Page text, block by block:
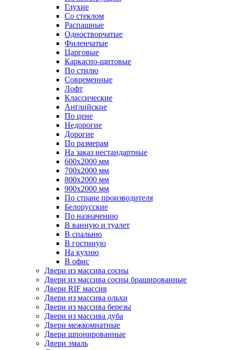
Глухие
Со стеклом
Распашные
Одностворчатые
Филенчатые
Царговые
Каркасно-щитовые
По стилю
Современные
Лофт
Классические
Английские
По цене
Недорогие
Дорогие
По размерам
На заказ нестандартные
600х2000 мм
700х2000 мм
800х2000 мм
900х2000 мм
По стране производителя
Белорусские
По назначению
В ванную и туалет
В спальню
В гостиную
На кухню
В офис
Двери из массива сосны
Двери из массива сосны брашированные
Двери RIF массив
Двери из массива ольхи
Двери из массива березы
Двери из массива дуба
Двери межкомнатные
Двери шпонированные
Двери эмаль